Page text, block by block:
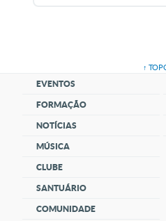
↑
EVENTOS
FORMAÇÃO
NOTÍCIAS
MÚSICA
CLUBE
SANTUÁRIO
COMUNIDADE